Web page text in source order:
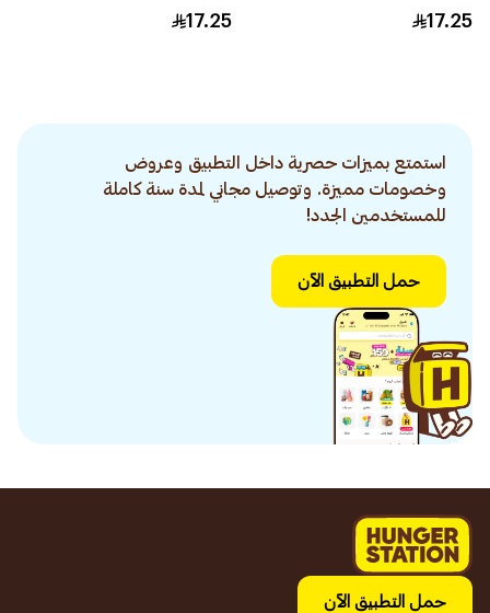
17.25
17.25
استمتع بميزات حصرية داخل التطبيق وعروض
وخصومات مميزة. وتوصيل مجاني لمدة سنة كاملة
للمستخدمين الجدد!
حمل التطبيق الآن
حمل التطبيق الآن